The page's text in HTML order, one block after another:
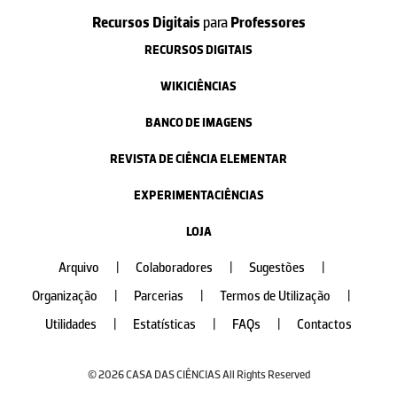
Recursos Digitais paraProfessores
RECURSOS DIGITAIS
WIKICIÊNCIAS
BANCO DE IMAGENS
REVISTA DE CIÊNCIA ELEMENTAR
EXPERIMENTACIÊNCIAS
LOJA
Arquivo Colaboradores Sugestões
Organização
Parcerias Termos de Utilização
Utilidades
Estatísticas FAQs Contactos
© 2026 CASA DAS CIÊNCIAS All Rights Reserved